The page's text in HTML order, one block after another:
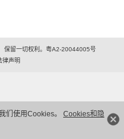
们使用Cookies。 Cookies和隐
保留一切权利。粤A2-20044005号
律声明